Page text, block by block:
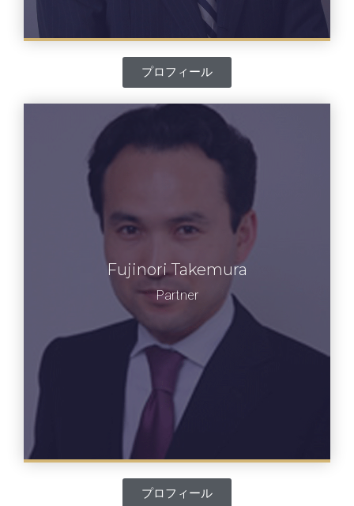
プロフィール
Fujinori Takemura
Partner
竹村 富士徳
特別教員 フランクリン・コヴィー・ジャ
パン株式会社
プロフィール